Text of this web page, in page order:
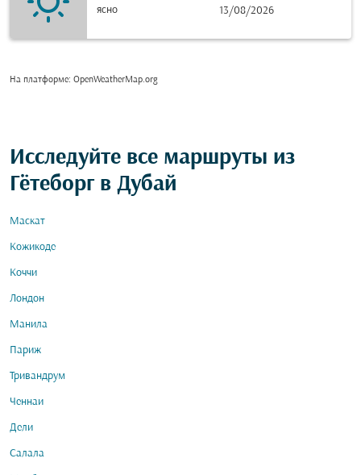
ясно
13/08/2026
На платформе: OpenWeatherMap.org
Исследуйте все маршруты из
Гётеборг в Дубай
Маскат
Кожикоде
Коччи
Лондон
Манила
Париж
Тривандрум
Ченнаи
Дели
Салала